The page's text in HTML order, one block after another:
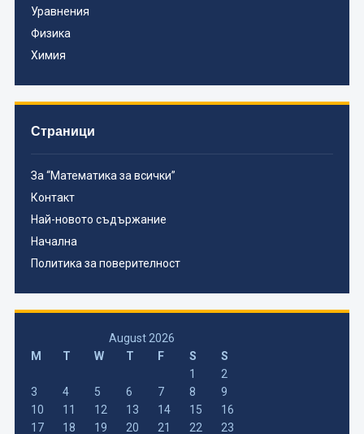
Уравнения
Физика
Химия
Страници
За “Математика за всички”
Контакт
Най-новото съдържание
Начална
Политика за поверителност
August 2026
M
T W T F S
S
1
2
3
4 5 6 7 8
9
10
11 12 13 14 15
16
17
18 19 20 21 22
23